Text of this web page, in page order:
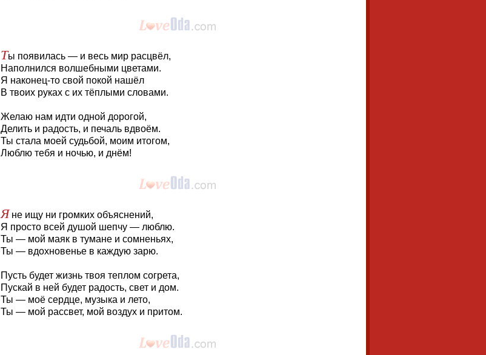
Ты появилась — и весь мир расцвёл,
Наполнился волшебными цветами.
Я наконец-то свой покой нашёл
В твоих руках с их тёплыми словами.
Желаю нам идти одной дорогой,
Делить и радость, и печаль вдвоём.
Ты стала моей судьбой, моим итогом,
Люблю тебя и ночью, и днём!
Я не ищу ни громких объяснений,
Я просто всей душой шепчу — люблю.
Ты — мой маяк в тумане и сомненьях,
Ты — вдохновенье в каждую зарю.
Пусть будет жизнь твоя теплом согрета,
Пускай в ней будет радость, свет и дом.
Ты — моё сердце, музыка и лето,
Ты — мой рассвет, мой воздух и притом.